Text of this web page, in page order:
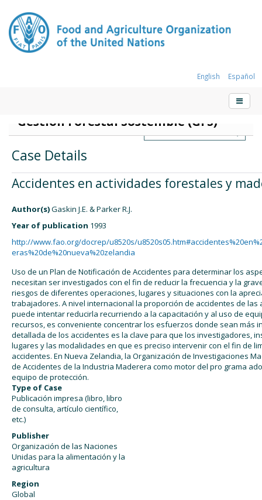
English Español
Gestión Forestal Sostenible (GFS)
Case Details
Accidentes en actividades forestales y
Author(s)Gaskin J.E. & Parker R.J.
Year of publication 1993
http://www.fao.org/docrep/u8520s/
eras%20de%20nueva%20zelandia
Uso de un Plan de Notificación de Accidentes para determinar los
necesitan ser investigados con el fin de reducir la frecuencia y la
riesgos de diferentes operaciones, lugares y situaciones con la
trabajadores. A nivel internacional la proporción de accidentes de
puede intentar reducirla recurriendo a la capacitación y al uso de
recursos, es conveniente concentrar los esfuerzos donde sean más
detallada de los accidentes es la clave para que los investigadores,
lugares y las modalidades en que es preciso intervenir con el fin de
accidentes. En Nueva Zelandia, la Organización de Investigaciones
de Accidentes de la Industria Maderera como motor del pro grama
equipo de protección.
Type of Case
Publicación impresa (libro, libro
de consulta, artículo científico,
etc.)
Publisher
Organización de las Naciones
Unidas para la alimentación y la
agricultura
Region
Global